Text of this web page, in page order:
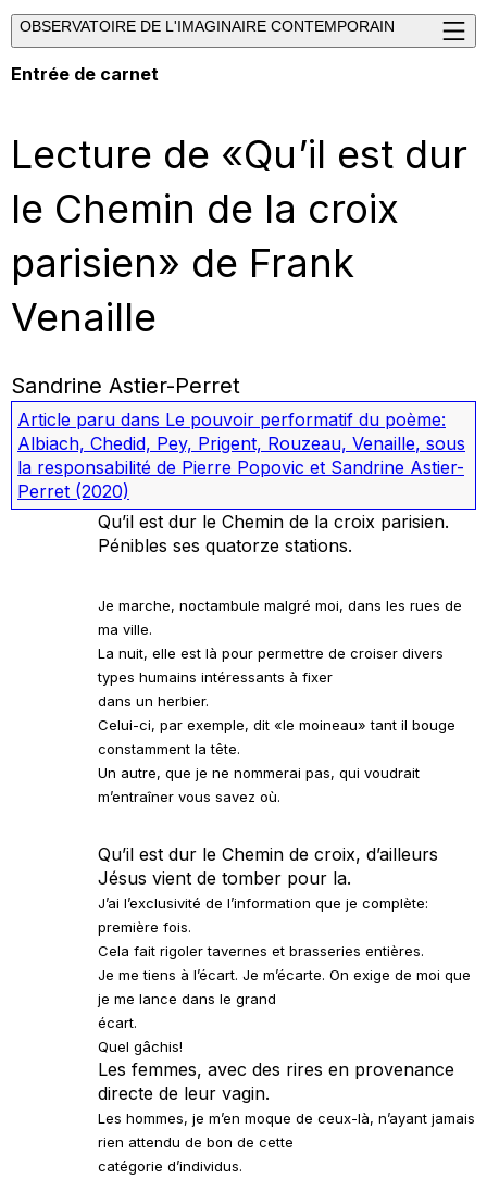
OBSERVATOIRE DE L'IMAGINAIRE CONTEMPORAIN
Entrée de carnet
Lecture de «Qu’il est dur
le Chemin de la croix
parisien» de Frank
Venaille
Sandrine Astier-Perret
Article paru dans Le pouvoir performatif du poème:
Albiach, Chedid, Pey, Prigent, Rouzeau, Venaille, sous
la responsabilité de Pierre Popovic et Sandrine Astier-
Perret (2020)
Qu’il est dur le Chemin de la croix parisien.
Pénibles ses quatorze stations.
Je marche, noctambule malgré moi, dans les rues de
ma ville.
La nuit, elle est là pour permettre de croiser divers
types humains intéressants à fixer
dans un herbier.
Celui-ci, par exemple, dit «le moineau» tant il bouge
constamment la tête.
Un autre, que je ne nommerai pas, qui voudrait
m’entraîner vous savez où.
Qu’il est dur le Chemin de croix, d’ailleurs
Jésus vient de tomber pour la.
J’ai l’exclusivité de l’information que je complète:
première fois.
Cela fait rigoler tavernes et brasseries entières.
Je me tiens à l’écart. Je m’écarte. On exige de moi que
je me lance dans le grand
écart.
Quel gâchis!
Les femmes, avec des rires en provenance
directe de leur vagin.
Les hommes, je m’en moque de ceux-là, n’ayant jamais
rien attendu de bon de cette
catégorie d’individus.